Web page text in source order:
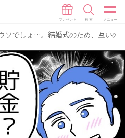
ソでしょ…。結婚式のため、互いの